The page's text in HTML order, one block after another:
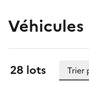
Résultats:
28 lots Trier la